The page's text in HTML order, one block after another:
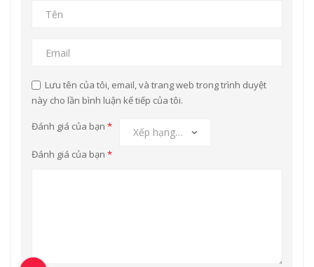
Lưu tên của tôi, email, và trang web trong trình duyệt
này cho lần bình luận kế tiếp của tôi.
Đánh giá của bạn *
Đánh giá của bạn *